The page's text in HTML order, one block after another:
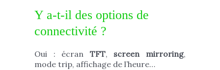
Y a-t-il des options de
connectivité ?
Oui : écran TFT, screen mirroring,
mode trip, affichage de l’heure…